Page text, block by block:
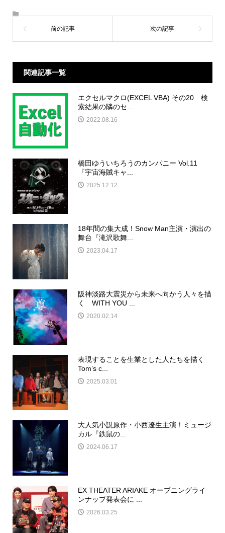
関連記事一覧
エクセルマクロ(EXCEL VBA) その20 検
索結果の隣のセ...
2022.08.16
橋田ゆういちろうのカンパニー Vol.11
『宇宙海賊キャ...
2025.12.12
18年間の集大成！Snow Man主演・演出の
舞台『滝沢歌舞...
2023.04.17
阪神淡路大震災から未来へ向かう人々を描
く WITH YOU ...
2020.02.14
表現することを生業とした人たちを描く
Tom’s c...
2025.03.01
大人気小説原作・小西遼生主演！ミュージ
カル『鉄鼠の...
2024.06.17
EX THEATER ARIAKE オープニングライ
ンナップ発表会に ...
2026.03.25